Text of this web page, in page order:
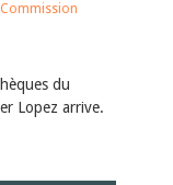
Commission
du
Lopez arrive.